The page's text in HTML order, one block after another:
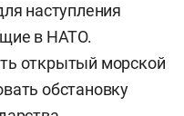
наступления
в НАТО.
открытый морской
обстановку